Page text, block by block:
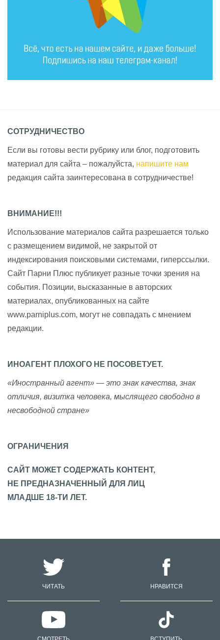
СОТРУДНИЧЕСТВО
Если вы готовы вести рубрику или блог, подготовить
материал для сайта – пожалуйста, напишите нам
редакция сайта заинтересована в сотрудничестве!
ВНИМАНИЕ!!!
Использование материалов сайта разрешается только
с размещением видимой, не закрытой от
индексирования поисковыми системами, гиперссылки.
Сайт Парни Плюс публикует разные точки зрения на
события. Позиции, высказанные в авторских
материалах, опубликованных на сайте
www.parniplus.com, могут не совпадать с мнением
редакции.
ИНОАГЕНТ ПЛОХОГО НЕ ПОСОВЕТУЕТ.
«Иностранный агент» — это знак качества, знак
отличия, визитка человека, мыслящего свободно в
несвободной стране»
ОГРАНИЧЕНИЯ
САЙТ МОЖЕТ СОДЕРЖАТЬ КОНТЕНТ,
НЕ ПРЕДНАЗНАЧЕННЫЙ ДЛЯ ЛИЦ
МЛАДШЕ 18-ТИ ЛЕТ.
ЧИТАТЬ НРАВИТСЯ